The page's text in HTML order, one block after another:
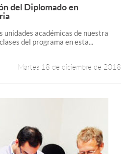
Leer más +
del Diplomado en
unidades académicas de nuestra
del programa en esta...
Martes 18 de diciembre de 2018